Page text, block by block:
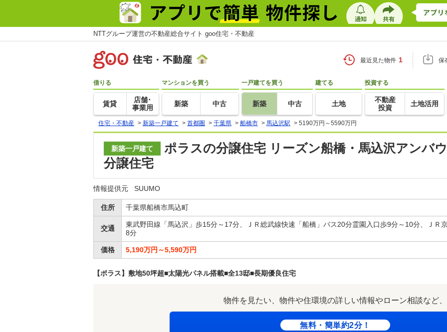
NTTグループ運営の不動産総合サイト goo住宅・不動産
最近見た物件 1 保
借りる
賃貸
店舗･
事業用
マンションを買う
新築 中古
一戸建てを買う
新築 中古
建てる
土地
投資する
不動産
投資
土地活用
住宅・不動産 > 新築一戸建て > 首都圏 > 千葉県 > 船橋市 > 馬込沢駅 > 5190万円～5590万円
新築一戸建て
ポラスの分譲住宅 リーズン船橋・馬込沢アンバ
分譲住宅
情報提供元 SUUMO
住所 千葉県船橋市馬込町
交通
東武野田線「馬込沢」歩15分～17分、ＪＲ総武線快速「船橋」バス20分霊園入口歩9分～10分、ＪＲ
8分
価格 5,190万円～5,590万円
【ポラス】敷地50坪超■太陽光パネル搭載■全13邸■長期優良住宅
物件を見たい、物件や住環境の詳しい情報やローン相談など、
無料・簡単約2分！